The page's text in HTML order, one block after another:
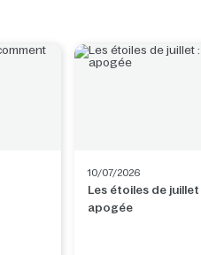
10/07/2026
Les étoiles de juillet
apogée